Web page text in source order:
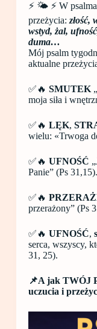
⚡️ 🌤 ⚡️ W
przeżycia: złość,
wstyd, żal,
duma…
Mój psalm
aktualne
✅🔥 SMUTEK
moja siła i
✅🔥 LĘK,
wielu: «Trwoga
✅🔥 UFNOŚĆ
Panie” (Ps 31,15).
✅🔥
przerażony” (Ps
✅🔥 UFNOŚĆ,
serca, wszyscy,
31, 25).
📌A jak TWÓJ
uczucia i